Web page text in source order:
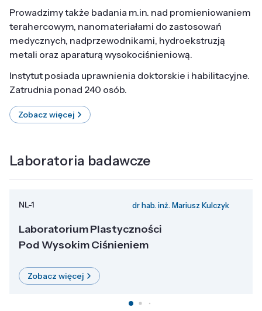
Prowadzimy także badania m.in. nad promieniowaniem
terahercowym, nanomateriałami do zastosowań
medycznych, nadprzewodnikami, hydroekstruzją
metali oraz aparaturą wysokociśnieniową.
Instytut posiada uprawnienia doktorskie i habilitacyjne.
Zatrudnia ponad 240 osób.
Zobacz więcej
Laboratoria badawcze
NL-1 dr hab. inż. Mariusz Kulczyk
Laboratorium Plastyczności
Pod Wysokim Ciśnieniem
Zobacz więcej